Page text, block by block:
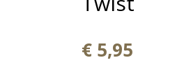
€ 5,95